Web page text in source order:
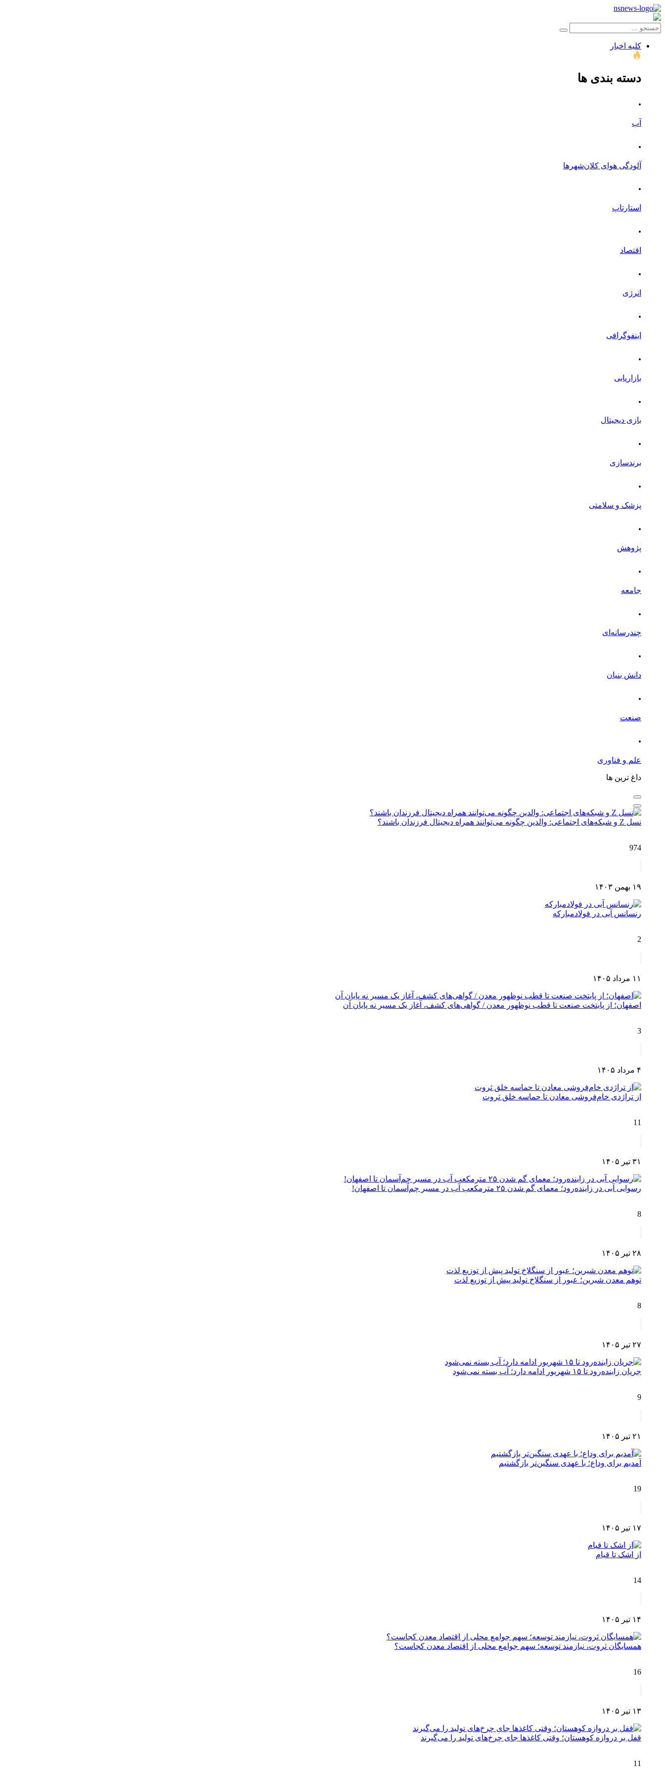
کلیه اخبار
دسته بندی ها
.
آب
.
آلودگی هوای کلان‌شهرها
.
استارتاپ
.
اقتصاد
.
انرژی
.
اینفوگرافی
.
بازاریابی
.
بازی دیجیتال
.
برندسازی
.
پزشک و سلامتی
.
پژوهش
.
جامعه
.
چندرسانه‌ای
.
دانش بنیان
.
صنعت
.
علم و فناوری
داغ ترین ها
نسل Z و شبکه‌های اجتماعی: والدین چگونه می‌توانند همراه دیجیتال فرزندان باشند؟
974
۱۹ بهمن ۱۴۰۳
رنسانس آبی در فولادمبارکه
2
۱۱ مرداد ۱۴۰۵
اصفهان؛ از پایتخت صنعت تا قطب نوظهور معدن / گواهی‌های کشف، آغاز یک مسیر نه پایان آن
3
۴ مرداد ۱۴۰۵
از تراژدی خام‌فروشی معادن تا حماسه خلق ثروت
11
۳۱ تیر ۱۴۰۵
رسوایی آبی در زاینده‌رود؛ معمای گم شدن ۲۵ مترمکعب آب در مسیر چم‌آسمان تا اصفهان!
8
۲۸ تیر ۱۴۰۵
توهم معدن شیرین؛ عبور از سنگلاخ تولید پیش از توزیع لذت
8
۲۷ تیر ۱۴۰۵
جریان زاینده‌رود تا ۱۵ شهریور ادامه دارد؛ آب بسته نمی‌شود
9
۲۱ تیر ۱۴۰۵
آمدیم برای وداع؛ با عهدی سنگین‌تر بازگشتیم
19
۱۷ تیر ۱۴۰۵
از اشک تا قیام
14
۱۴ تیر ۱۴۰۵
همسایگان ثروت، نیازمند توسعه؛ سهم جوامع محلی از اقتصاد معدن کجاست؟
16
۱۳ تیر ۱۴۰۵
قفل بر دروازه کوهستان؛ وقتی کاغذها جای چرخ‌های تولید را می‌گیرند
11